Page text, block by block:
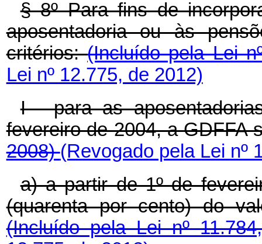
§ 8º Para fins de
aposentadoria ou às
critérios:(Incluído pela Lei
Lei nº 12.775, de 2012)
I - para as
fevereiro de 2004, a GDFFA
2008)(Revogado pela Lei nº
a) a partir de 1º de
(quarenta por cento) do
(Incluído pela Lei nº